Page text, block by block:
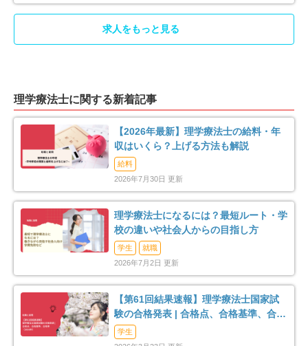
求人をもっと見る
理学療法士に関する新着記事
【2026年最新】理学療法士の給料・年
収はいくら？上げる方法も解説
給料
2026年7月30日 更新
理学療法士になるには？最短ルート・学
校の違いや社会人からの目指し方
学生
就職
2026年7月2日 更新
【第61回結果速報】理学療法士国家試
験の合格発表 | 合格点、合格基準、合格
率（2026年）
学生